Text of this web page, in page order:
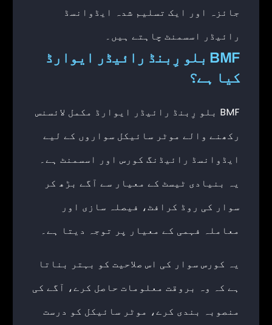
جائزہ اور ایک تسلیم شدہ ایڈوانسڈ
رائیڈر اسسمنٹ چاہتے ہیں۔
BMF بلو رِبنڈ رائیڈر ایوارڈ
کیا ہے؟
BMF بلو رِبنڈ رائیڈر ایوارڈ مکمل لائسنس
رکھنے والے موٹر سائیکل سواروں کے لیے
ایڈوانسڈ رائیڈنگ کورس اور اسسمنٹ ہے۔
یہ بنیادی ٹیسٹ کے معیار سے آگے بڑھ کر
سوار کی روڈ کرافٹ، فیصلہ سازی اور
معاملہ فہمی کے معیار پر توجہ دیتا ہے۔
یہ کورس سوار کی اس صلاحیت کو بہتر بناتا
ہے کہ وہ بروقت معلومات حاصل کرے، آگے کی
منصوبہ بندی کرے، موٹر سائیکل کو درست